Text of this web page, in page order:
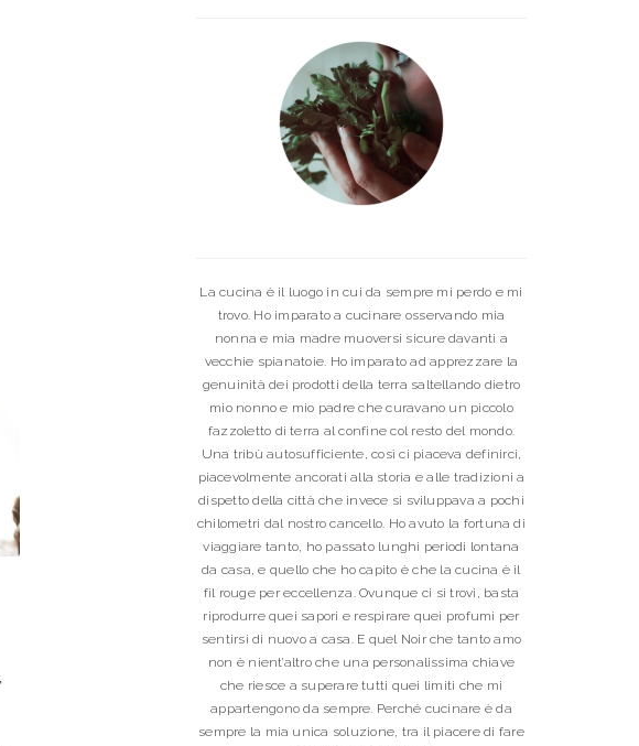
La cucina è il luogo in cui da sempre mi perdo e mi
trovo. Ho imparato a cucinare osservando mia
nonna e mia madre muoversi sicure davanti a
vecchie spianatoie. Ho imparato ad apprezzare la
genuinità dei prodotti della terra saltellando dietro
mio nonno e mio padre che curavano un piccolo
fazzoletto di terra al confine col resto del mondo.
Una tribù autosufficiente, così ci piaceva definirci,
piacevolmente ancorati alla storia e alle tradizioni a
dispetto della città che invece si sviluppava a pochi
chilometri dal nostro cancello. Ho avuto la fortuna di
viaggiare tanto, ho passato lunghi periodi lontana
da casa, e quello che ho capito è che la cucina è il
fil rouge per eccellenza. Ovunque ci si trovi, basta
riprodurre quei sapori e respirare quei profumi per
sentirsi di nuovo a casa. E quel Noir che tanto amo
non è nient’altro che una personalissima chiave
che riesce a superare tutti quei limiti che mi
appartengono da sempre. Perché cucinare è da
sempre la mia unica soluzione, tra il piacere di fare